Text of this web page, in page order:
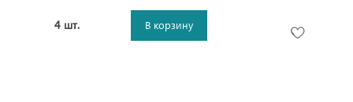
4 шт. В корзину